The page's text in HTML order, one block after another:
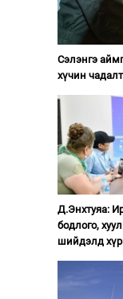
Сэлэнгэ
хүчин
Д.Энхтуяа:
бодлого,
шийдэлд